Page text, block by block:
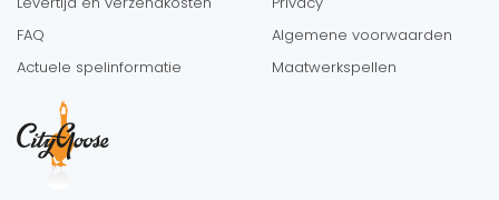
FAQ
Actuele spelinformatie
Algemene voorwaarden
Maatwerkspellen